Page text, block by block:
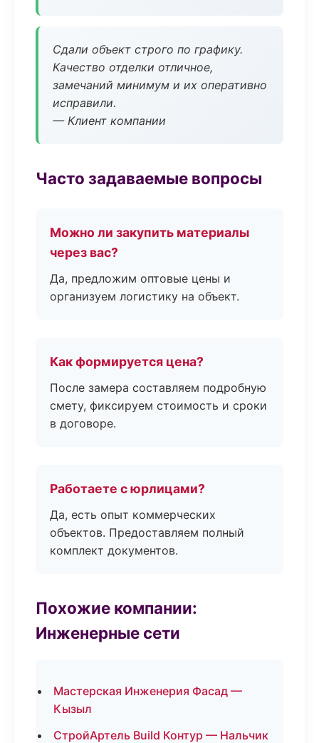
Сдали объект строго по графику.
Качество отделки отличное,
замечаний минимум и их оперативно
исправили.
— Клиент компании
Часто задаваемые вопросы
Можно ли закупить материалы
через вас?
Да, предложим оптовые цены и
организуем логистику на объект.
Как формируется цена?
После замера составляем подробную
смету, фиксируем стоимость и сроки
в договоре.
Работаете с юрлицами?
Да, есть опыт коммерческих
объектов. Предоставляем полный
комплект документов.
Похожие компании:
Инженерные сети
Мастерская Инженерия Фасад —
Кызыл
СтройАртель Build Контур — Нальчик